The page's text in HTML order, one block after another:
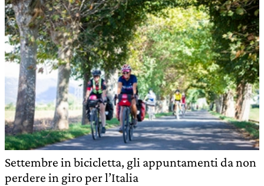
Settembre in bicicletta, gli appuntamenti da non
perdere in giro per l’Italia